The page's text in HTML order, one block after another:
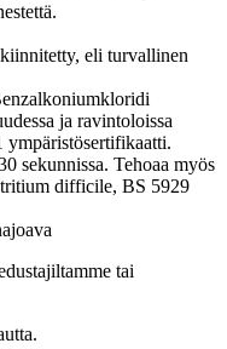
eli turvallinen
ja ravintoloissa
sekunnissa. Tehoaa myös
difficile, BS 5929
tai